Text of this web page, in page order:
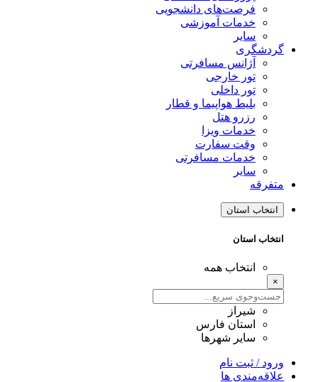
فرصت‌های دانشجویی
خدمات آموزشی
سایر
گردشگری
آژانس مسافرتی
تور خارجی
تور داخلی
بلیط هواپیما و قطار
رزرو هتل
خدمات ویزا
وقت سفارت
خدمات مسافرتی
سایر
متفرقه
انتخاب استان
انتخاب استان
انتخاب همه
×
شیراز
استان فارس
سایر شهرها
ورود / ثبت نام
علاقه‌مندی ها